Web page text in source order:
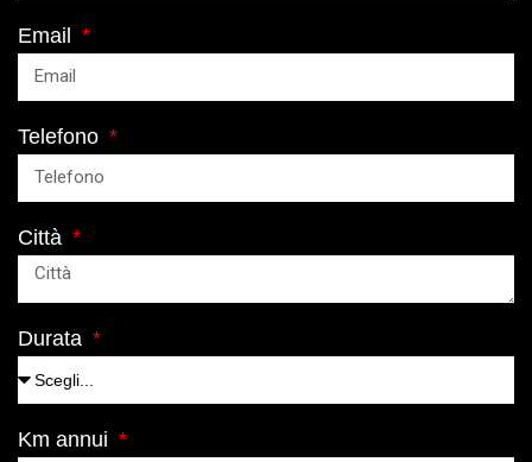
Email
Telefono
Città
Durata
Km annui